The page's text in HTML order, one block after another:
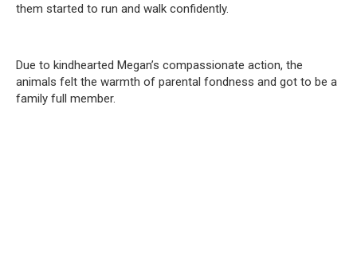
them started to run and walk confidently.
Due to kindhearted Megan’s compassionate action, the
animals felt the warmth of parental fondness and got to be a
family full member.